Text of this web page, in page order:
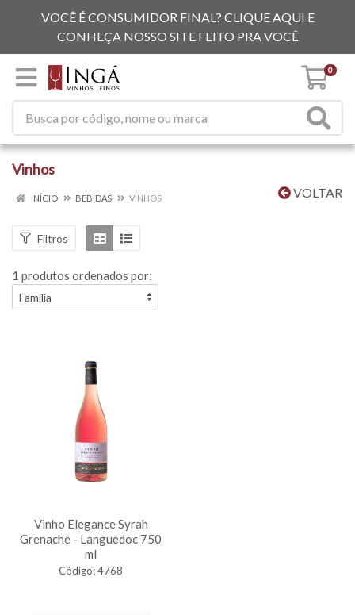
VOCÊ É CONSUMIDOR FINAL? CLIQUE AQUI E
CONHEÇA NOSSO SITE FEITO PRA VOCÊ
0
Vinhos
VOLTAR
INÍCIO BEBIDAS VINHOS
Filtros
1 produtos ordenados por:
Vinho Elegance Syrah
Grenache - Languedoc 750
ml
Código: 4768